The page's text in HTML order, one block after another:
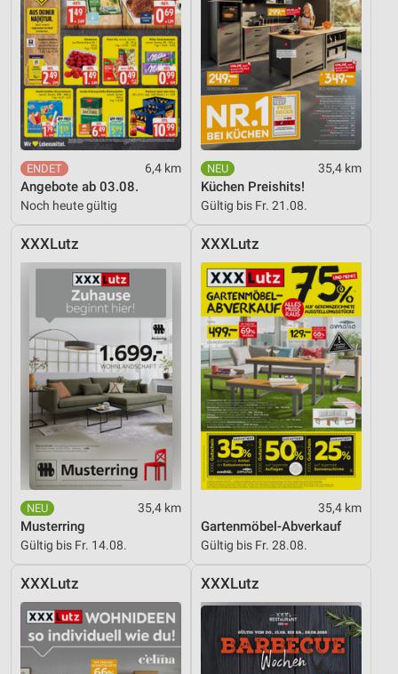
6,4 km
Angebote ab 03.08.
Noch heute gültig
35,4 km
Küchen Preishits!
Gültig bis Fr. 21.08.
XXXLutz
35,4 km
Musterring
Gültig bis Fr. 14.08.
XXXLutz
35,4 km
Gartenmöbel-Abverkauf
Gültig bis Fr. 28.08.
XXXLutz XXXLutz